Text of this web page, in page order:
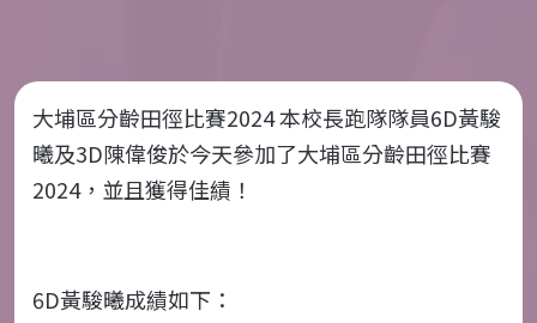
大埔區分齡田徑比賽2024 本校長跑隊隊員6D黃駿
曦及3D陳偉俊於今天參加了大埔區分齡田徑比賽
2024，並且獲得佳績！
6D黃駿曦成績如下：